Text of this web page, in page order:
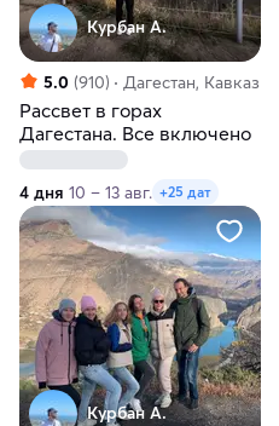
Курбан А.
5.0 (910) Дагестан, Кавказ
Рассвет в горах
Дагестана. Все включено
4 дня 10 – 13 авг. +25 дат
Курбан А.